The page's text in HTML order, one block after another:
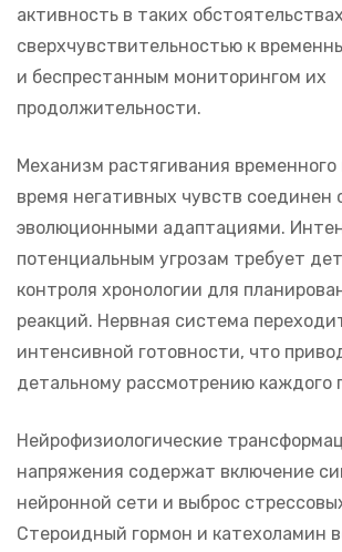
активность в таких
сверхчувствительностью к
и беспрестанным мониторингом их
продолжительности.
Механизм растягивания временного
время негативных чувств соединен
эволюционными адаптациями.
потенциальным угрозам требует
контроля хронологии для
реакций. Нервная система
интенсивной готовности, что
детальному рассмотрению каждого
Нейрофизиологические
напряжения содержат включение
нейронной сети и выброс
Стероидный гормон и катехоламин